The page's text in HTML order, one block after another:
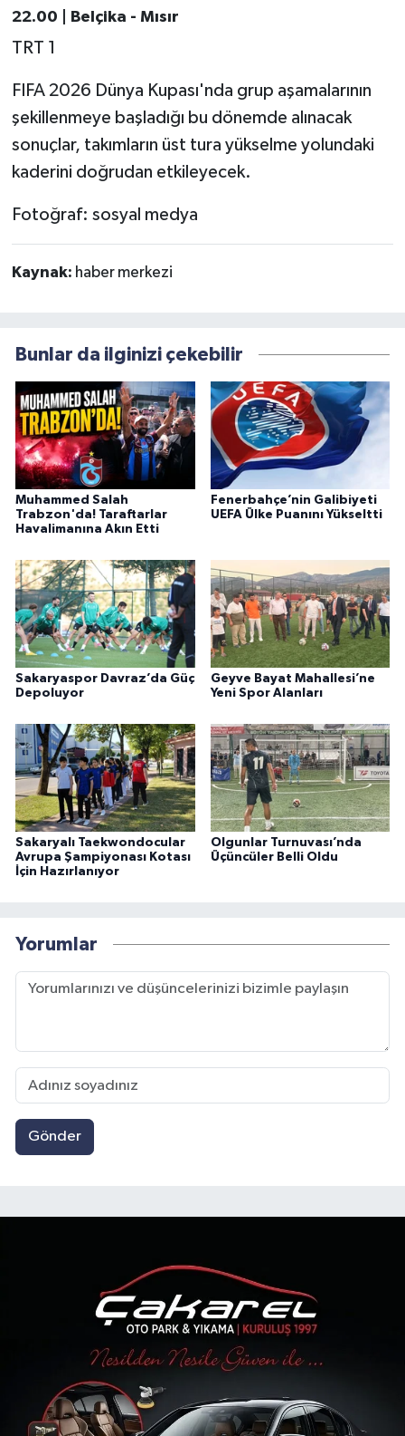
22.00 | Belçika - Mısır
TRT 1
FIFA 2026 Dünya Kupası'nda grup aşamalarının
şekillenmeye başladığı bu dönemde alınacak
sonuçlar, takımların üst tura yükselme yolundaki
kaderini doğrudan etkileyecek.
Fotoğraf: sosyal medya
Kaynak: haber merkezi
Bunlar da ilginizi çekebilir
Muhammed Salah
Trabzon'da! Taraftarlar
Havalimanına Akın Etti
Fenerbahçe’nin Galibiyeti
UEFA Ülke Puanını Yükseltti
Sakaryaspor Davraz’da Güç
Depoluyor
Geyve Bayat Mahallesi’ne
Yeni Spor Alanları
Sakaryalı Taekwondocular
Avrupa Şampiyonası Kotası
İçin Hazırlanıyor
Olgunlar Turnuvası’nda
Üçüncüler Belli Oldu
Yorumlar
Gönder